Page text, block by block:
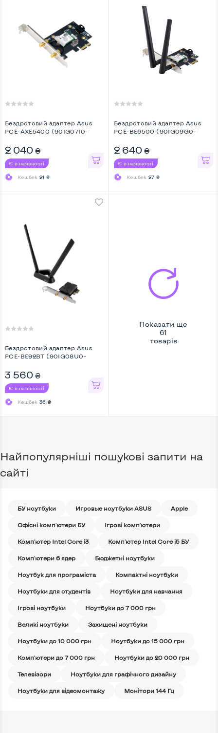
Бездротовий адаптер Asus
PCE-AXE5400 (90IG07I0-
2 040 ₴
Є в наявності
Кешбек 21 ₴
Бездротовий адаптер Asus
PCE-BE6500 (90IG09G0-
2 640 ₴
Є в наявності
Кешбек 27 ₴
Бездротовий адаптер Asus
PCE-BE92BT (90IG08U0-
3 560 ₴
Є в наявності
Кешбек 36 ₴
Показати ще
61
товарів
Найпопулярніші пошукові запити на
сайті
БУ ноутбуки Игровые ноутбуки ASUS Apple
Офісні комп'ютери БУ Ігрові комп'ютери
Комп'ютер Intel Core i3 Комп'ютер Intel Core i5 БУ
Комп'ютери 6 ядер Бюджетні ноутбуки
Ноутбук для програміста Компактні ноутбуки
Ноутбуки для студентів Ноутбуки для навчання
Iгрові ноутбуки Ноутбуки до 7 000 грн
Великі ноутбуки Захищені ноутбуки
Ноутбуки до 10 000 грн Ноутбуки до 15 000 грн
Комп'ютери до 7 000 грн Ноутбуки до 20 000 грн
Телевізори Ноутбуки для графічного дизайну
Ноутбуки для відеомонтажу Монітори 144 Гц